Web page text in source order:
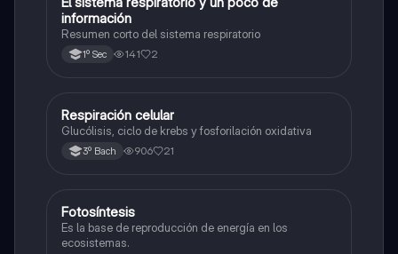
información
Resumen corto del sistema respiratorio
1º Sec 141 2
Biología
Respiración celular
Glucólisis, ciclo de krebs y fosforilación oxidativa
3º Bach 906 21
Biología
Fotosíntesis
Es la base de reproducción de energía en los
ecosistemas.